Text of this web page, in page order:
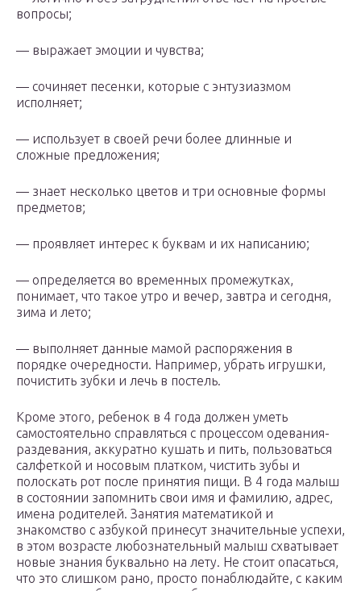
вопросы;
— выражает эмоции и чувства;
— сочиняет песенки, которые с энтузиазмом
исполняет;
— использует в своей речи более длинные и
сложные предложения;
— знает несколько цветов и три основные формы
предметов;
— проявляет интерес к буквам и их написанию;
— определяется во временных промежутках,
понимает, что такое утро и вечер, завтра и сегодня,
зима и лето;
— выполняет данные мамой распоряжения в
порядке очередности. Например, убрать игрушки,
почистить зубки и лечь в постель.
Кроме этого, ребенок в 4 года должен уметь
самостоятельно справляться с процессом одевания-
раздевания, аккуратно кушать и пить, пользоваться
салфеткой и носовым платком, чистить зубы и
полоскать рот после принятия пищи. В 4 года малыш
в состоянии запомнить свои имя и фамилию, адрес,
имена родителей. Занятия математикой и
знакомство с азбукой принесут значительные успехи,
в этом возрасте любознательный малыш схватывает
новые знания буквально на лету. Не стоит опасаться,
что это слишком рано, просто понаблюдайте, с каким